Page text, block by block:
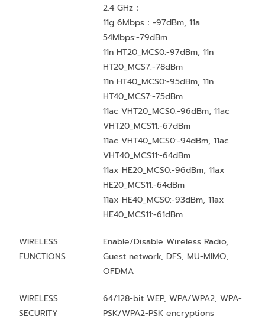
2.4 GHz：
11g 6Mbps：-97dBm, 11a
54Mbps:-79dBm
11n HT20_MCS0:-97dBm, 11n
HT20_MCS7:-78dBm
11n HT40_MCS0:-95dBm, 11n
HT40_MCS7:-75dBm
11ac VHT20_MCS0:-96dBm, 11ac
VHT20_MCS11:-67dBm
11ac VHT40_MCS0:-94dBm, 11ac
VHT40_MCS11:-64dBm
11ax HE20_MCS0:-96dBm, 11ax
HE20_MCS11:-64dBm
11ax HE40_MCS0:-93dBm, 11ax
HE40_MCS11:-61dBm
WIRELESS
FUNCTIONS
Enable/Disable Wireless Radio,
Guest network, DFS, MU-MIMO,
OFDMA
WIRELESS
SECURITY
64/128-bit WEP, WPA/WPA2, WPA-
PSK/WPA2-PSK encryptions